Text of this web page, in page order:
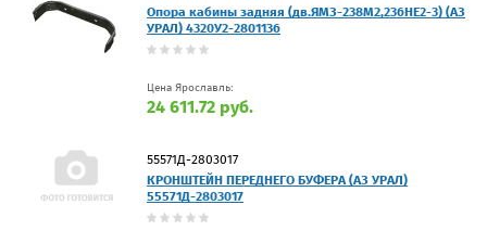
Опора кабины задняя (дв.ЯМЗ-238М2,236НЕ2-3) (АЗ
УРАЛ) 4320У2-2801136
Цена Ярославль:
24 611.72 руб.
55571Д-2803017
КРОНШТЕЙН ПЕРЕДНЕГО БУФЕРА (АЗ УРАЛ)
55571Д-2803017